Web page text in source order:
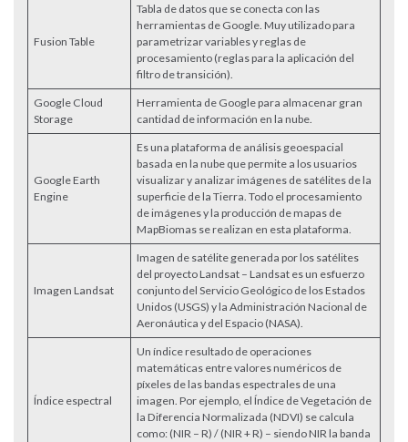
Fusion Table
Tabla de datos que se conecta con las
herramientas de Google. Muy utilizado para
parametrizar variables y reglas de
procesamiento (reglas para la aplicación del
filtro de transición).
Google Cloud
Storage
Herramienta de Google para almacenar gran
cantidad de información en la nube.
Google Earth
Engine
Es una plataforma de análisis geoespacial
basada en la nube que permite a los usuarios
visualizar y analizar imágenes de satélites de la
superficie de la Tierra. Todo el procesamiento
de imágenes y la producción de mapas de
MapBiomas se realizan en esta plataforma.
Imagen Landsat
Imagen de satélite generada por los satélites
del proyecto Landsat – Landsat es un esfuerzo
conjunto del Servicio Geológico de los Estados
Unidos (USGS) y la Administración Nacional de
Aeronáutica y del Espacio (NASA).
Índice espectral
Un índice resultado de operaciones
matemáticas entre valores numéricos de
píxeles de las bandas espectrales de una
imagen. Por ejemplo, el Índice de Vegetación de
la Diferencia Normalizada (NDVI) se calcula
como: (NIR – R) / (NIR + R) – siendo NIR la banda